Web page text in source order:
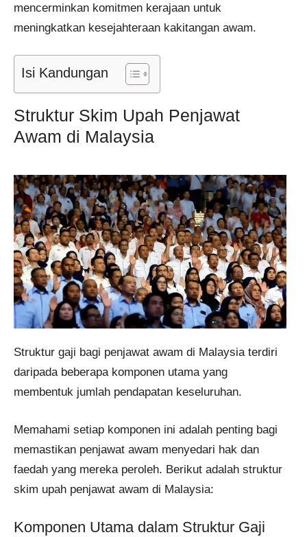
mencerminkan komitmen kerajaan untuk
meningkatkan kesejahteraan kakitangan awam.
Isi Kandungan
Struktur Skim Upah Penjawat
Awam di Malaysia
Struktur gaji bagi penjawat awam di Malaysia terdiri
daripada beberapa komponen utama yang
membentuk jumlah pendapatan keseluruhan.
Memahami setiap komponen ini adalah penting bagi
memastikan penjawat awam menyedari hak dan
faedah yang mereka peroleh. Berikut adalah struktur
skim upah penjawat awam di Malaysia:
Komponen Utama dalam Struktur Gaji